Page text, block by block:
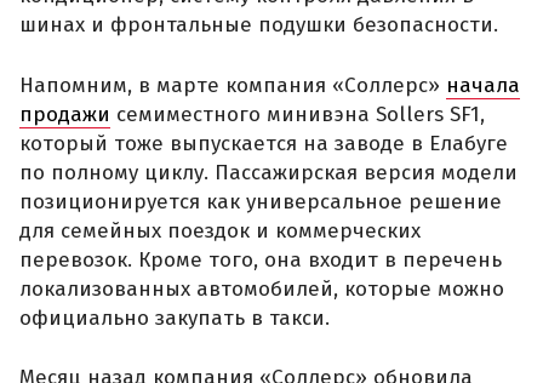
шинах и фронтальные подушки безопасности.
Напомним, в марте компания «Соллерс» начала
продажи семиместного минивэна Sollers SF1,
который тоже выпускается на заводе в Елабуге
по полному циклу. Пассажирская версия модели
позиционируется как универсальное решение
для семейных поездок и коммерческих
перевозок. Кроме того, она входит в перечень
локализованных автомобилей, которые можно
официально закупать в такси.